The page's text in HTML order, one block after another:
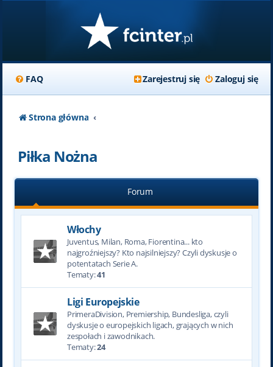
FAQ Zaloguj się
Zarejestruj się
Strona główna
Piłka Nożna
Forum
Włochy
Juventus, Milan, Roma, Fiorentina... kto
najgroźniejszy? Kto najsilniejszy? Czyli dyskusje o
potentatach Serie A.
Tematy:41
Ligi Europejskie
PrimeraDivision, Premiership, Bundesliga, czyli
dyskusje o europejskich ligach, grających w nich
zespołach i zawodnikach.
Tematy:24